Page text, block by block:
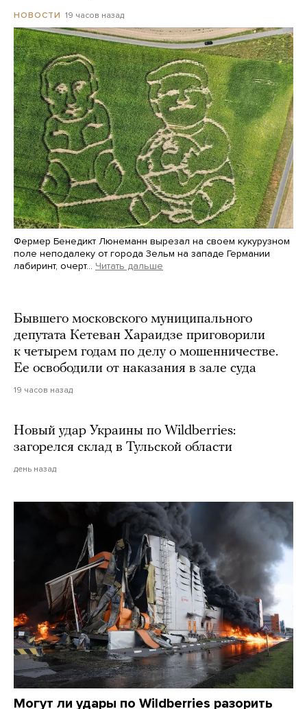
НОВОСТИ 19 часов назад
Фермер Бенедикт Люнеманн вырезал на своем кукурузном
поле неподалеку от города Зельм на западе Германии
лабиринт, очерт… Читать дальше
Бывшего московского муниципального
депутата Кетеван Хараидзе приговорили
к четырем годам по делу о мошенничестве.
Ее освободили от наказания в зале суда
19 часов назад
Новый удар Украины по Wildberries:
загорелся склад в Тульской области
день назад
Могут ли удары по Wildberries разорить